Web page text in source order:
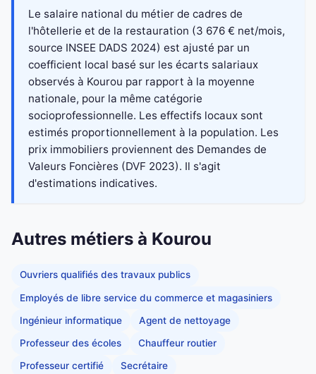
Le salaire national du métier de cadres de
l'hôtellerie et de la restauration (3 676 € net/mois,
source INSEE DADS 2024) est ajusté par un
coefficient local basé sur les écarts salariaux
observés à Kourou par rapport à la moyenne
nationale, pour la même catégorie
socioprofessionnelle. Les effectifs locaux sont
estimés proportionnellement à la population. Les
prix immobiliers proviennent des Demandes de
Valeurs Foncières (DVF 2023). Il s'agit
d'estimations indicatives.
Autres métiers à Kourou
Ouvriers qualifiés des travaux publics
Employés de libre service du commerce et magasiniers
Ingénieur informatique Agent de nettoyage
Professeur des écoles Chauffeur routier
Professeur certifié Secrétaire